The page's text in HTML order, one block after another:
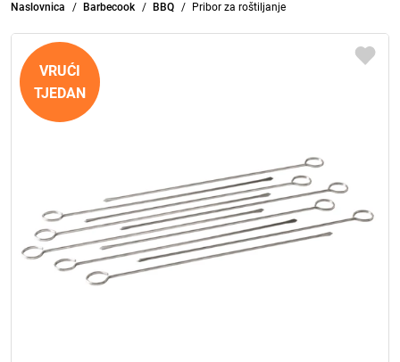
Naslovnica Barbecook BBQ Pribor za roštiljanje
VRUĆI
TJEDAN